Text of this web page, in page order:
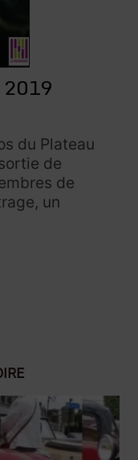
du Plateau
de
de
un